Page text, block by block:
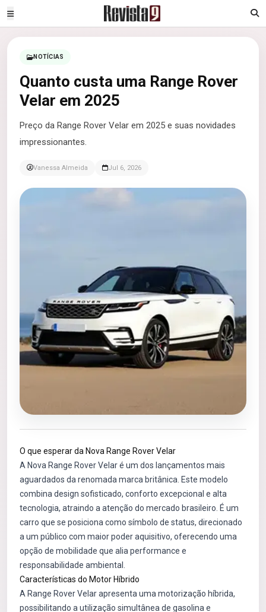
NOTÍCIAS
Quanto custa uma Range Rover
Velar em 2025
Preço da Range Rover Velar em 2025 e suas novidades
impressionantes.
Vanessa Almeida Jul 6, 2026
O que esperar da Nova Range Rover Velar
A Nova Range Rover Velar é um dos lançamentos mais
aguardados da renomada marca britânica. Este modelo
combina design sofisticado, conforto excepcional e alta
tecnologia, atraindo a atenção do mercado brasileiro. É um
carro que se posiciona como símbolo de status, direcionado
a um público com maior poder aquisitivo, oferecendo uma
opção de mobilidade que alia performance e
responsabilidade ambiental.
Características do Motor Híbrido
A Range Rover Velar apresenta uma motorização híbrida,
possibilitando a utilização simultânea de gasolina e